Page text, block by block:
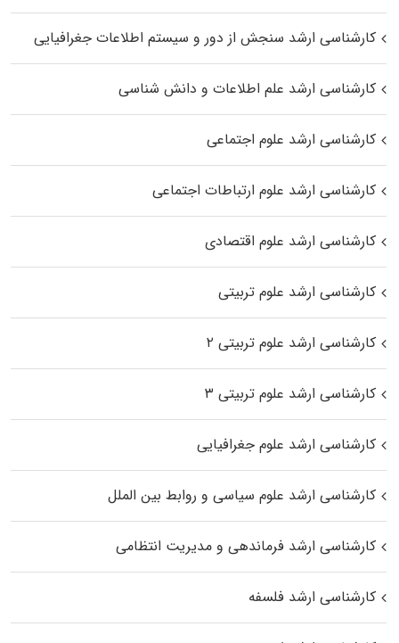
کارشناسی ارشد سنجش از دور و سیستم اطلاعات جغرافیایی
کارشناسی ارشد علم اطلاعات و دانش شناسی
کارشناسی ارشد علوم اجتماعی
کارشناسی ارشد علوم ارتباطات اجتماعی
کارشناسی ارشد علوم اقتصادی
کارشناسی ارشد علوم تربیتی
کارشناسی ارشد علوم تربیتی ۲
کارشناسی ارشد علوم تربیتی ۳
کارشناسی ارشد علوم جغرافیایی
کارشناسی ارشد علوم سیاسی و روابط بین الملل
کارشناسی ارشد فرماندهی و مدیریت انتظامی
کارشناسی ارشد فلسفه